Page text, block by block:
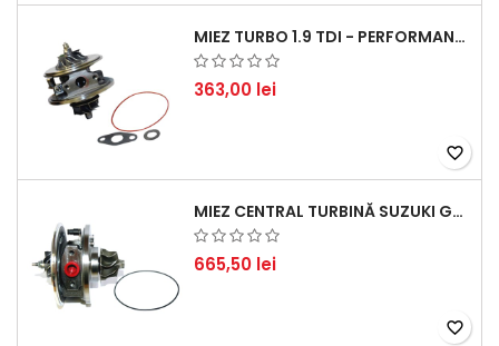
MIEZ TURBO 1.9 TDI - PERFORMANȚĂ FIABILĂ PENTRU AUDI, SEAT, SKODA ȘI VW
363,00 lei
favorite_border
MIEZ CENTRAL TURBINĂ SUZUKI GRAND ESCUDO II 1.9 DDIS TRACȚIUNE INTEGRALĂ - MOTORIZARE 1.9L, 95 KW (129 CP)
665,50 lei
favorite_border